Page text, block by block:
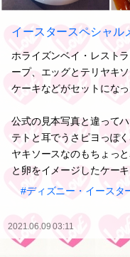
イースタースペシャル
ホライズンベイ・レスト
ープ、エッグとテリヤキ
ケーキなどがセットにな
公式の見本写真と違って
テトと耳でうさピヨっぽ
ヤキソースなのもちょっ
と卵をイメージしたケー
#ディズニー・イースタ
2021.06.09 03:11